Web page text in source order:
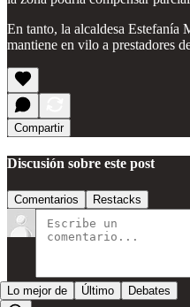
En tanto, la alcaldesa Estefanía
mantiene en vilo a prestadores
Compartir
Discusión sobre este post
Comentarios Restacks
Lo mejor de Último Debates